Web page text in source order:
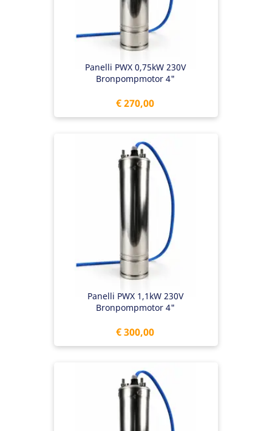
Panelli PWX 0,75kW 230V
Bronpompmotor 4"
Prijs
€ 270,00
Panelli PWX 1,1kW 230V
Bronpompmotor 4"
Prijs
€ 300,00